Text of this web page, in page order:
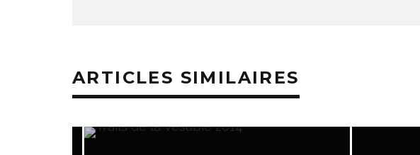
ARTICLES SIMILAIRES